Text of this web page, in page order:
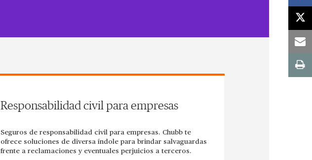
Responsabilidad civil para empresas
Seguros de responsabilidad civil para empresas. Chubb te
ofrece soluciones de diversa índole para brindar salvaguardas
frente a reclamaciones y eventuales perjuicios a terceros.